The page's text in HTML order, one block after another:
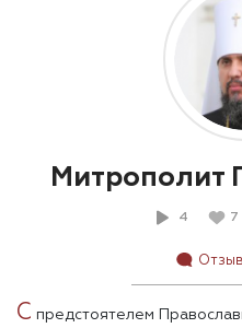
Митрополит
4 7
С предстоятелем